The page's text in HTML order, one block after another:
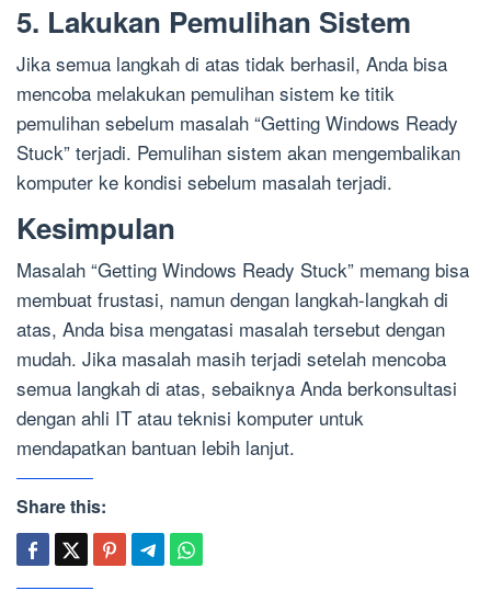
5. Lakukan Pemulihan Sistem
Jika semua langkah di atas tidak berhasil, Anda bisa
mencoba melakukan pemulihan sistem ke titik
pemulihan sebelum masalah “Getting Windows Ready
Stuck” terjadi. Pemulihan sistem akan mengembalikan
komputer ke kondisi sebelum masalah terjadi.
Kesimpulan
Masalah “Getting Windows Ready Stuck” memang bisa
membuat frustasi, namun dengan langkah-langkah di
atas, Anda bisa mengatasi masalah tersebut dengan
mudah. Jika masalah masih terjadi setelah mencoba
semua langkah di atas, sebaiknya Anda berkonsultasi
dengan ahli IT atau teknisi komputer untuk
mendapatkan bantuan lebih lanjut.
Share this: